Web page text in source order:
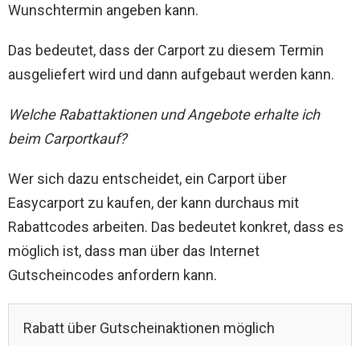
Wunschtermin angeben kann.
Das bedeutet, dass der Carport zu diesem Termin
ausgeliefert wird und dann aufgebaut werden kann.
Welche Rabattaktionen und Angebote erhalte ich
beim Carportkauf?
Wer sich dazu entscheidet, ein Carport über
Easycarport zu kaufen, der kann durchaus mit
Rabattcodes arbeiten. Das bedeutet konkret, dass es
möglich ist, dass man über das Internet
Gutscheincodes anfordern kann.
Rabatt über Gutscheinaktionen möglich